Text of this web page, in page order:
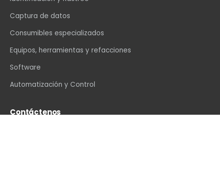
Captura de datos
Consumibles especializados
Equipos, herramientas y refacciones
Software
Automatización y Control
Contáctenos